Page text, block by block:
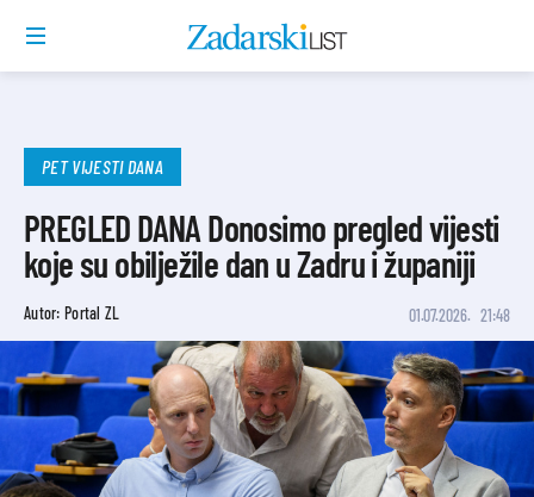
PET VIJESTI DANA
PREGLED DANA Donosimo pregled vijesti
koje su obilježile dan u Zadru i županiji
Autor: Portal ZL 01.07.2026. 21:48